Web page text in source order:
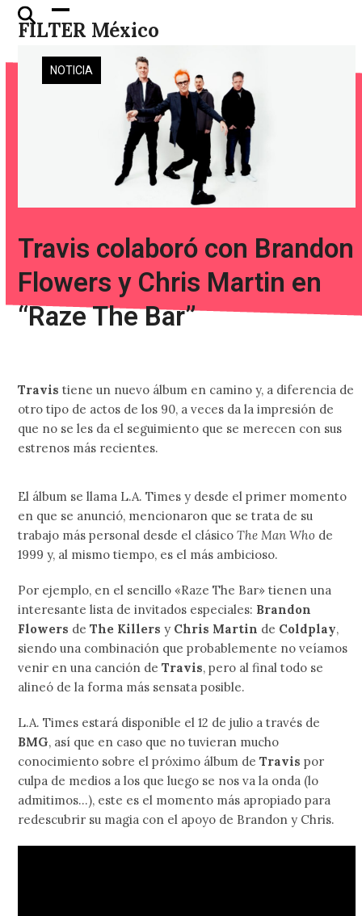
Skip
FILTER México
Open
mobile
menu
Close
mobile
menu
NOTICIA
Travis colaboró con Brandon
Flowers y Chris Martin en
“Raze The Bar”
Travistiene un nuevo álbum en camino y, a diferencia de
otro tipo de actos de los 90, a veces da la impresión de
que no se les da el seguimiento que se merecen con sus
estrenos más recientes.
El álbum se llama L.A. Times y desde el primer momento
en que se anunció, mencionaron que se trata de su
trabajo más personal desde el clásicoThe Man Who de
1999 y, al mismo tiempo, es el más ambicioso.
Por ejemplo, en el sencillo «Raze The Bar» tienen una
interesante lista de invitados especiales: Brandon
Flowers de The Killersy Chris Martin de Coldplay,
siendo una combinación que probablemente no veíamos
venir en una canción deTravis, pero al final todo se
alineó de la forma más sensata posible.
L.A. Times estará disponible el 12 de julio a través de
BMG, así que en caso que no tuvieran mucho
conocimiento sobre el próximo álbum deTravis por
culpa de medios a los que luego se nos va la onda (lo
admitimos…), este es el momento más apropiado para
redescubrir su magia con el apoyo de Brandon y Chris.